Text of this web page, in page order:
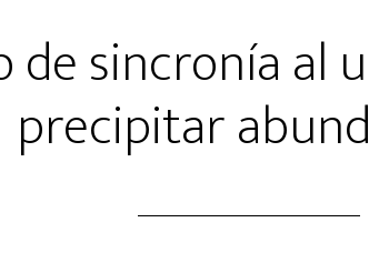
de sincronía al
precipitar